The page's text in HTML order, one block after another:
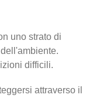
uno strato di
difficili.
attraverso il